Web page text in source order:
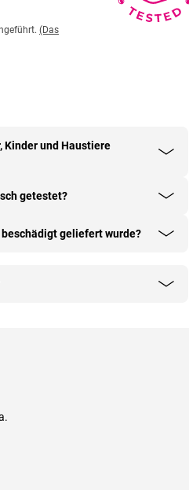
(Das
Kinder und Haustiere
getestet?
geliefert wurde?